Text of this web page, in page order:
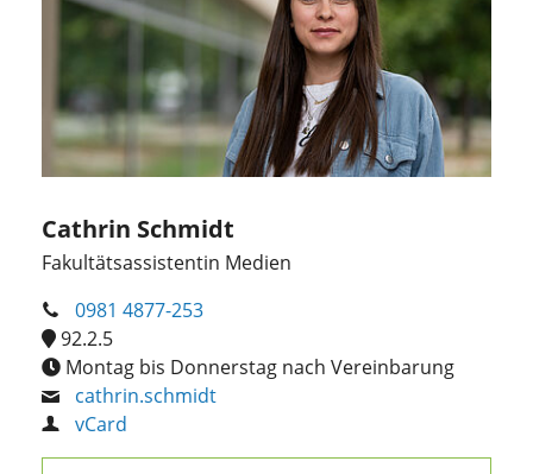
Cathrin Schmidt
Fakultätsassistentin Medien
0981 4877-253
92.2.5
Montag bis Donnerstag nach Vereinbarung
cathrin.schmidt
vCard